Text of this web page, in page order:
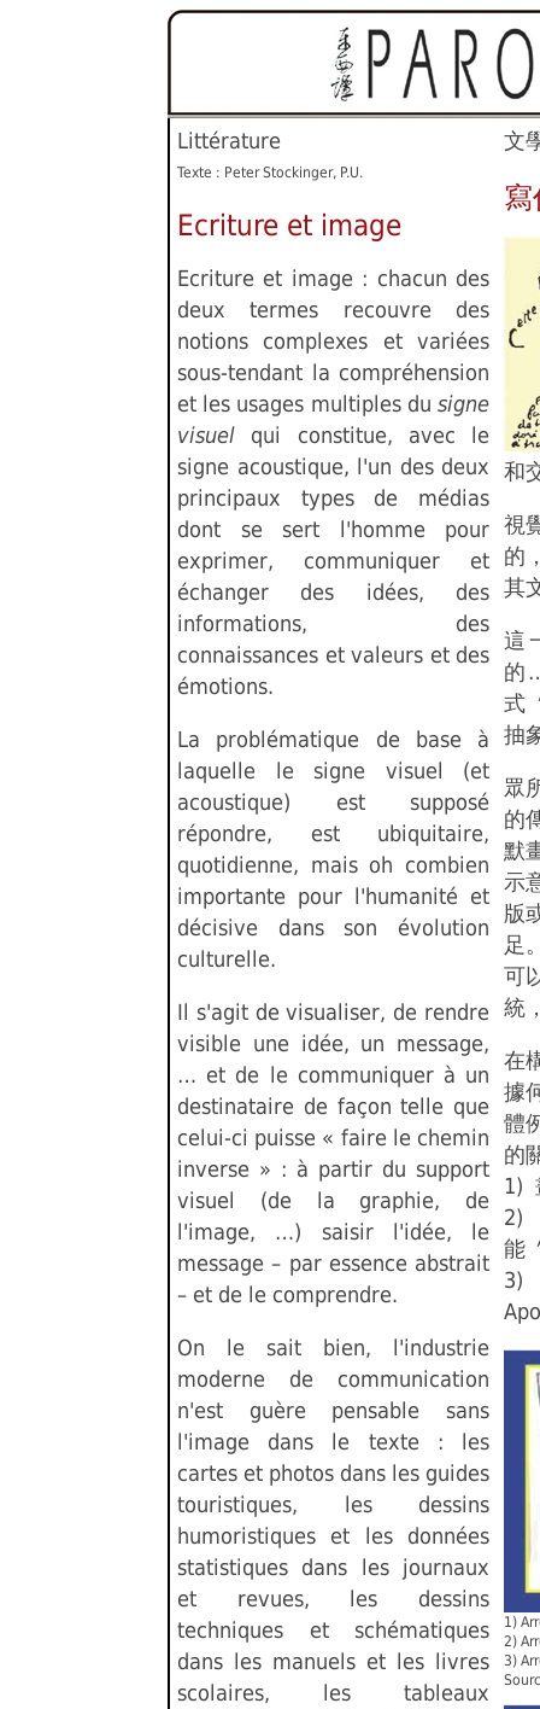
Littérature
Texte : Peter Stockinger, P.U.
Ecriture et image
Ecriture et image : chacun des
deux termes recouvre des
notions complexes et variées
sous-tendant la compréhension
et les usages multiples du signe
visuel qui constitue, avec le
signe acoustique, l'un des deux
principaux types de médias
dont se sert l'homme pour
exprimer, communiquer et
échanger des idées, des
informations, des
connaissances et valeurs et des
émotions.
La problématique de base à
laquelle le signe visuel (et
acoustique) est supposé
répondre, est ubiquitaire,
quotidienne, mais oh combien
importante pour l'humanité et
décisive dans son évolution
culturelle.
Il s'agit de visualiser, de rendre
visible une idée, un message,
… et de le communiquer à un
destinataire de façon telle que
celui-ci puisse « faire le chemin
inverse » : à partir du support
visuel (de la graphie, de
l'image, …) saisir l'idée, le
message – par essence abstrait
– et de le comprendre.
On le sait bien, l'industrie
moderne de communication
n'est guère pensable sans
l'image dans le texte : les
cartes et photos dans les guides
touristiques, les dessins
humoristiques et les données
statistiques dans les journaux
et revues, les dessins
techniques et schématiques
dans les manuels et les livres
scolaires, les tableaux
文
寫
和
視
的
其
這
的
式
抽
眾
的
默
示
版
足
可
統
在
據
體
的
1)
2)
能
3)
1)
2)
3)